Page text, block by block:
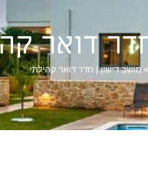
דואר
»מושב דישון | חדר דואר קהילתי